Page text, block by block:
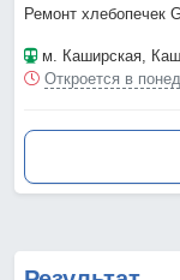
Ремонт хлебопечек
м. Каширская,
Откроется в